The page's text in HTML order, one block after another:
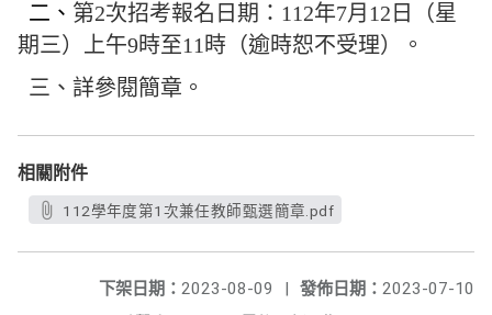
二、 第2次招考報名日期： 112年7月 12 日（星
期三）上午9時至11 時（逾時恕不受理）。
三、詳參閱簡章。
相關附件
112學年度第1次兼任教師甄選簡章.pdf
發佈日期： 2023-07-10
下架日期： 2023-08-09
|